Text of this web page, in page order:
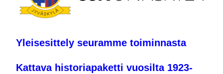
Yleisesittely seuramme toiminnasta
Kattava historiapaketti vuosilta 1923-